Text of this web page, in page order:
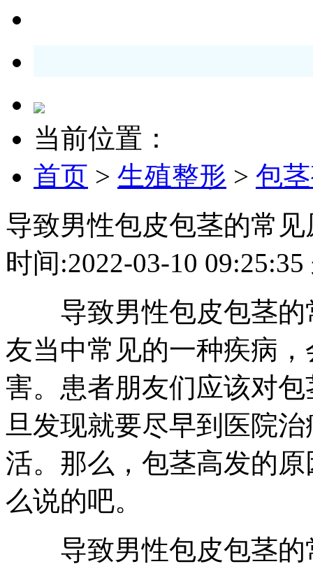
当前位置：
首页 > 生殖整形 > 包
导致男性包皮包茎的常
时间:2022-03-10
导致男性包皮包茎的
友当中常见的一种疾病
害。患者朋友们应该对
旦发现就要尽早到医院
活。那么，包茎高发的
么说的吧。
导致男性包皮包茎的